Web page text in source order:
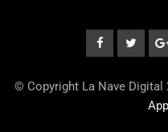
© Copyright La Nave Digital